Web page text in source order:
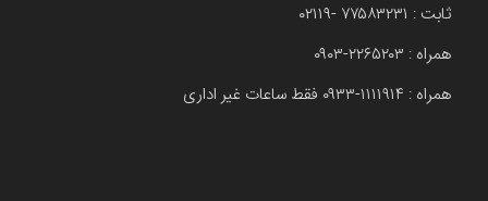
ثابت : ۷۷۵۸۳۲۳۱ -۰۲۱۱۹
همراه : ۲۲۶۵۲۰۳-۰۹۰۳
همراه : ۱۱۱۱۹۱۴-۰۹۳۳ فقط ساعات غیر اداری